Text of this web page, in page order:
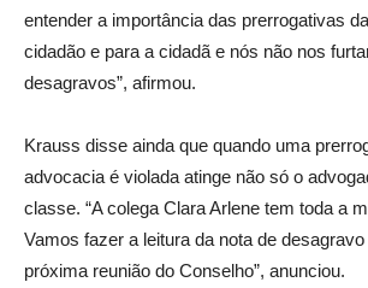
entender a importância das prerrogativas
cidadão e para a cidadã e nós não nos
desagravos”, afirmou.
Krauss disse ainda que quando uma
advocacia é violada atinge não só o
classe. “A colega Clara Arlene tem toda a
Vamos fazer a leitura da nota de
próxima reunião do Conselho”, anunciou.